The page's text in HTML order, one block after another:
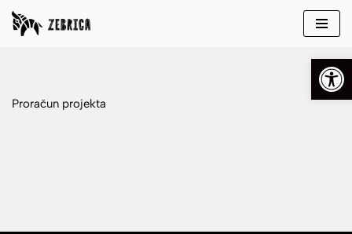
Proračun projekta